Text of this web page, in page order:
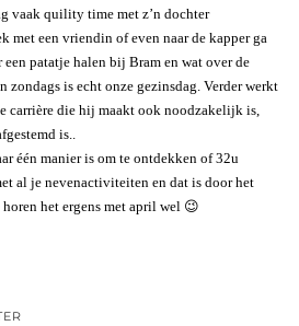
vaak quility time met z’n dochter
met een vriendin of even naar de kapper ga
patatje halen bij Bram en wat over de
zondags is echt onze gezinsdag. Verder werkt
carrière die hij maakt ook noodzakelijk is,
is..
één manier is om te ontdekken of 32u
al je nevenactiviteiten en dat is door het
het ergens met april wel 😉